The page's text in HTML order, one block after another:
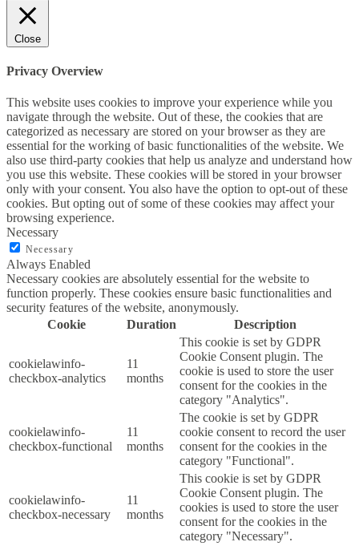
Close
Privacy Overview
This website uses cookies to improve your experience while you
navigate through the website. Out of these, the cookies that are
categorized as necessary are stored on your browser as they are
essential for the working of basic functionalities of the website. We
also use third-party cookies that help us analyze and understand how
you use this website. These cookies will be stored in your browser
only with your consent. You also have the option to opt-out of these
cookies. But opting out of some of these cookies may affect your
browsing experience.
Necessary
Necessary
Always Enabled
Necessary cookies are absolutely essential for the website to
function properly. These cookies ensure basic functionalities and
security features of the website, anonymously.
Cookie
Duration Description
cookielawinfo-
checkbox-analytics
11
months
This cookie is set by GDPR
Cookie Consent plugin. The
cookie is used to store the user
consent for the cookies in the
category "Analytics".
cookielawinfo-
checkbox-functional
11
months
The cookie is set by GDPR
cookie consent to record the user
consent for the cookies in the
category "Functional".
cookielawinfo-
checkbox-necessary
11
months
This cookie is set by GDPR
Cookie Consent plugin. The
cookies is used to store the user
consent for the cookies in the
category "Necessary".